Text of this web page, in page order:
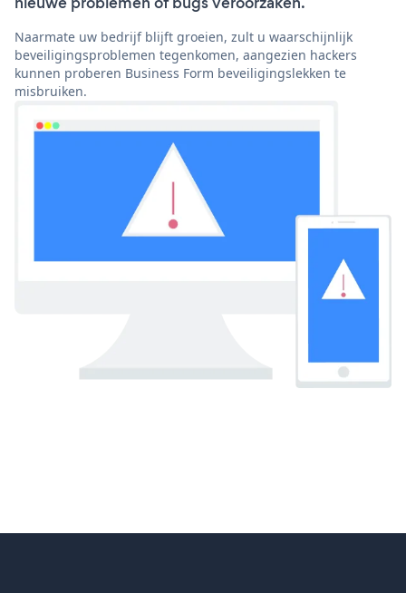
Naarmate uw bedrijf blijft groeien, zult u waarschijnlijk
beveiligingsproblemen tegenkomen, aangezien hackers
kunnen proberen Business Form beveiligingslekken te
misbruiken.